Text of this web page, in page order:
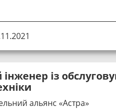
інженер із
альянс «Астра»